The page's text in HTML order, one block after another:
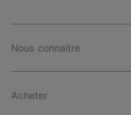
Nous connaitre
Acheter